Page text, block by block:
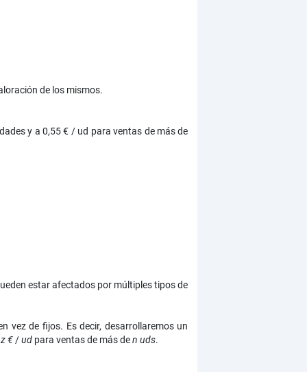
de los mismos.
y a 0,55 € / ud para ventas de más de
estar afectados por múltiples tipos de
vez de fijos. Es decir, desarrollaremos un
z € /udpara ventas de más den uds.